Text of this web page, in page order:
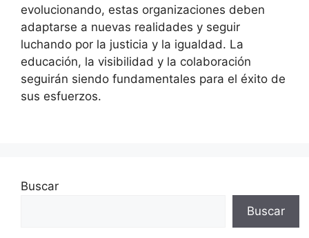
evolucionando, estas organizaciones deben
adaptarse a nuevas realidades y seguir
luchando por la justicia y la igualdad. La
educación, la visibilidad y la colaboración
seguirán siendo fundamentales para el éxito de
sus esfuerzos.
Buscar
Buscar